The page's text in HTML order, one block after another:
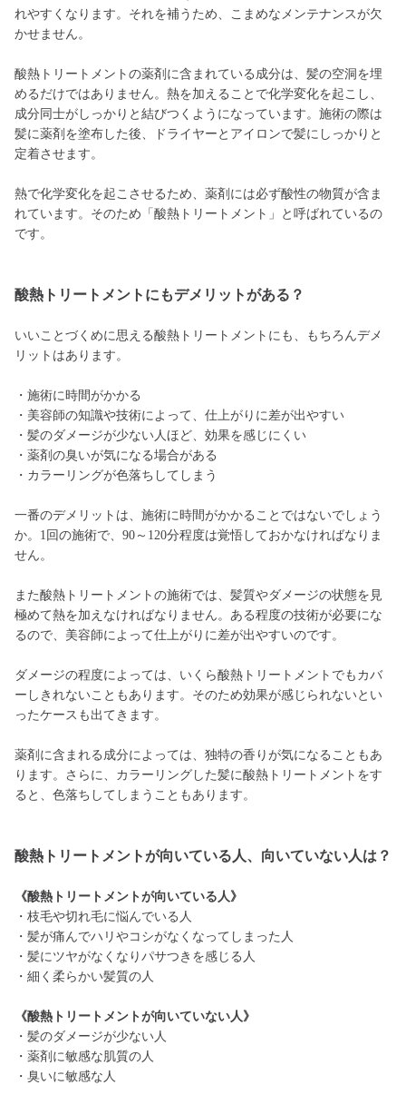
れやすくなります。それを補うため、こまめなメンテナンスが欠
かせません。
酸熱トリートメントの薬剤に含まれている成分は、髪の空洞を埋
めるだけではありません。熱を加えることで化学変化を起こし、
成分同士がしっかりと結びつくようになっています。施術の際は
髪に薬剤を塗布した後、ドライヤーとアイロンで髪にしっかりと
定着させます。
熱で化学変化を起こさせるため、薬剤には必ず酸性の物質が含ま
れています。そのため「酸熱トリートメント」と呼ばれているの
です。
酸熱トリートメントにもデメリットがある？
いいことづくめに思える酸熱トリートメントにも、もちろんデメ
リットはあります。
・施術に時間がかかる
・美容師の知識や技術によって、仕上がりに差が出やすい
・髪のダメージが少ない人ほど、効果を感じにくい
・薬剤の臭いが気になる場合がある
・カラーリングが色落ちしてしまう
一番のデメリットは、施術に時間がかかることではないでしょう
か。1回の施術で、90～120分程度は覚悟しておかなければなりま
せん。
また酸熱トリートメントの施術では、髪質やダメージの状態を見
極めて熱を加えなければなりません。ある程度の技術が必要にな
るので、美容師によって仕上がりに差が出やすいのです。
ダメージの程度によっては、いくら酸熱トリートメントでもカバ
ーしきれないこともあります。そのため効果が感じられないとい
ったケースも出てきます。
薬剤に含まれる成分によっては、独特の香りが気になることもあ
ります。さらに、カラーリングした髪に酸熱トリートメントをす
ると、色落ちしてしまうこともあります。
酸熱トリートメントが向いている人、向いていない人は？
《酸熱トリートメントが向いている人》
・枝毛や切れ毛に悩んでいる人
・髪が痛んでハリやコシがなくなってしまった人
・髪にツヤがなくなりパサつきを感じる人
・細く柔らかい髪質の人
《酸熱トリートメントが向いていない人》
・髪のダメージが少ない人
・薬剤に敏感な肌質の人
・臭いに敏感な人